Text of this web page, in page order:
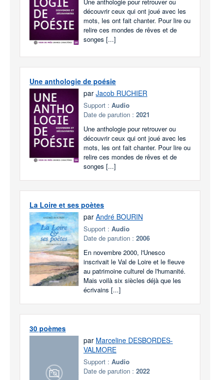
découvrir ceux qui ont joué avec les
mots, les ont fait chanter. Pour lire ou
relire ces mondes de rêves et de
songes [...]
Une anthologie de poésie
par Jacob RUCHIER
Support : Audio
Date de parution : 2021
Une anthologie pour retrouver ou
découvrir ceux qui ont joué avec les
mots, les ont fait chanter. Pour lire ou
relire ces mondes de rêves et de
songes [...]
La Loire et ses poètes
par André BOURIN
Support : Audio
Date de parution : 2006
En novembre 2000, l'Unesco
inscrivait le Val de Loire et le fleuve
au patrimoine culturel de l'humanité.
Mais voilà six siècles déjà que les
écrivains [...]
30 poèmes
par Marceline DESBORDES-
VALMORE
Support : Audio
Date de parution : 2022